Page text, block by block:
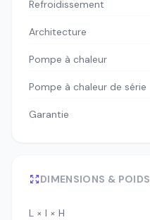
Refroidissement
Architecture
Pompe à chaleur
Pompe à chaleur de série
Garantie
DIMENSIONS & POIDS
L × l × H